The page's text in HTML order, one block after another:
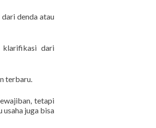
denda atau
klarifikasi dari
terbaru.
tetapi
juga bisa